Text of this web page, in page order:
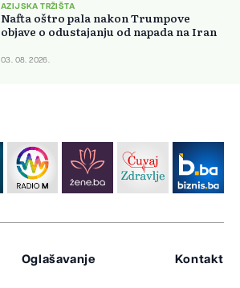
AZIJSKA TRŽIŠTA
Nafta oštro pala nakon Trumpove
objave o odustajanju od napada na Iran
03. 08. 2026.
Oglašavanje Kontakt